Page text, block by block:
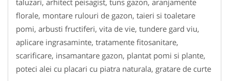
florale, montare rulouri de gazon, taieri si toaletare
pomi, arbusti fructiferi, vita de vie, tundere gard viu,
aplicare ingrasaminte, tratamente fitosanitare,
scarificare, insamantare gazon, plantat pomi si plante,
poteci alei cu placari cu piatra naturala, gratare de curte